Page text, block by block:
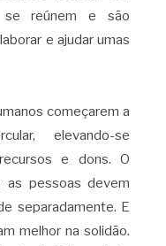
se reúnem e são
e ajudar umas
começarem a
elevando-se
e dons. O
as pessoas devem
separadamente. E
melhor na solidão.